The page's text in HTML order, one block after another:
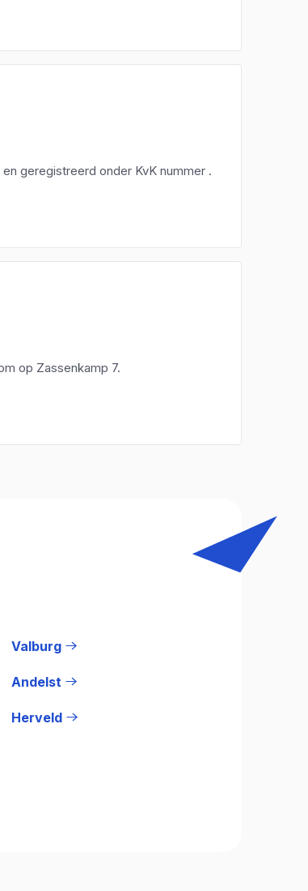
geregistreerd onder KvK nummer .
op Zassenkamp 7.
Valburg
Andelst
Herveld